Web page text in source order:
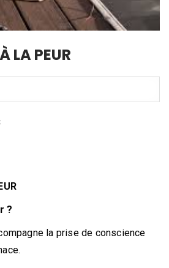
LA PEUR
?
la prise de conscience